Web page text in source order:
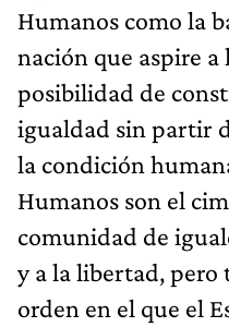
Humanos como la
nación que aspire
posibilidad de
igualdad sin partir
la condición
Humanos son el
comunidad de
y a la libertad, pero
orden en el que el